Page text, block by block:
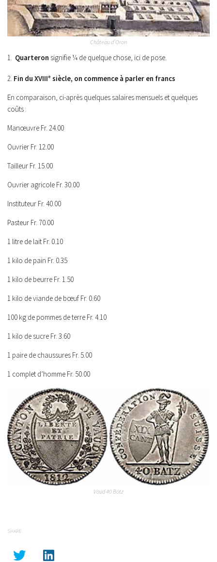
Château d’Oron
1. Quarteron signifie ¼ de quelque chose, ici de pose.
2. Fin du XVIIIe siècle, on commence à parler en francs
En comparaison, ci-après quelques salaires mensuels et quelques
coûts :
Manœuvre Fr. 24.00
Ouvrier Fr. 12.00
Tailleur Fr. 15.00
Ouvrier agricole Fr. 30.00
Instituteur Fr. 40.00
Pasteur Fr. 70.00
1 litre de lait Fr. 0.10
1 kilo de pain Fr. 0.35
1 kilo de beurre Fr. 1.50
1 kilo de viande de bœuf Fr. 0.60
100 kg de pommes de terre Fr. 4.10
1 kilo de sucre Fr. 3.60
1 paire de chaussures Fr. 5.00
1 complet d’homme Fr. 50.00
Vaud 40 Batz
SHARE